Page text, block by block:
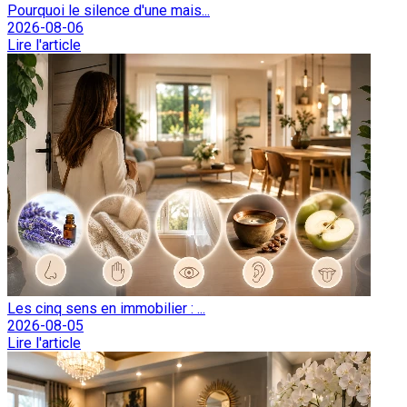
Pourquoi le silence d'une mais...
2026-08-06
Lire l'article
Les cinq sens en immobilier : ...
2026-08-05
Lire l'article